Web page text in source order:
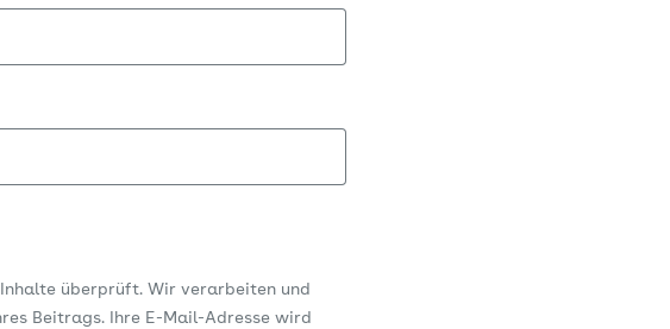
überprüft. Wir verarbeiten und
Beitrags. Ihre E-Mail-Adresse wird